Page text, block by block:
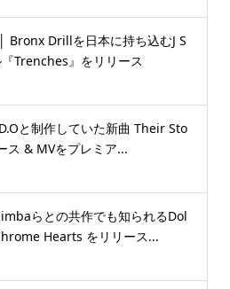
Bronx Drillを日本に持ち込むJ S
Trenches』をリリース
と制作していた新曲 Their Sto
& MVをプレミア...
らとの共作でも知られるDol
Hearts をリリース...